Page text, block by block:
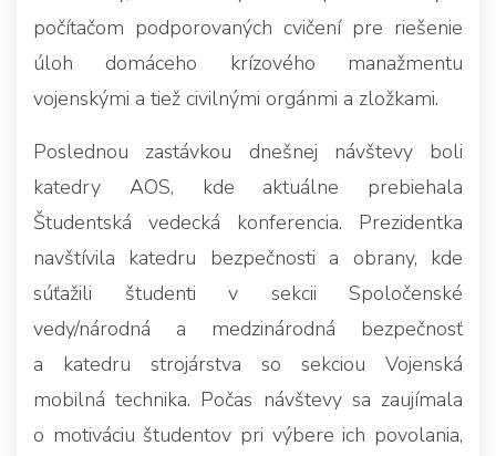
počítačom podporovaných cvičení pre riešenie
úloh domáceho krízového manažmentu
vojenskými a tiež civilnými orgánmi a zložkami.
Poslednou zastávkou dnešnej návštevy boli
katedry AOS, kde aktuálne prebiehala
Študentská vedecká konferencia. Prezidentka
navštívila katedru bezpečnosti a obrany, kde
súťažili študenti v sekcii Spoločenské
vedy/národná a medzinárodná bezpečnosť
a katedru strojárstva so sekciou Vojenská
mobilná technika. Počas návštevy sa zaujímala
o motiváciu študentov pri výbere ich povolania,